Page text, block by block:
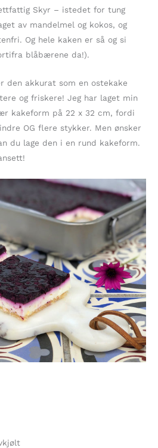
Skyr – istedet for tung
av mandelmel og kokos, og
Og hele kaken er så og si
blåbærene da!).
den akkurat som en ostekake
og friskere! Jeg har laget min
kakeform på 22 x 32 cm, fordi
OG flere stykker. Men ønsker
du lage den i en rund kakeform.